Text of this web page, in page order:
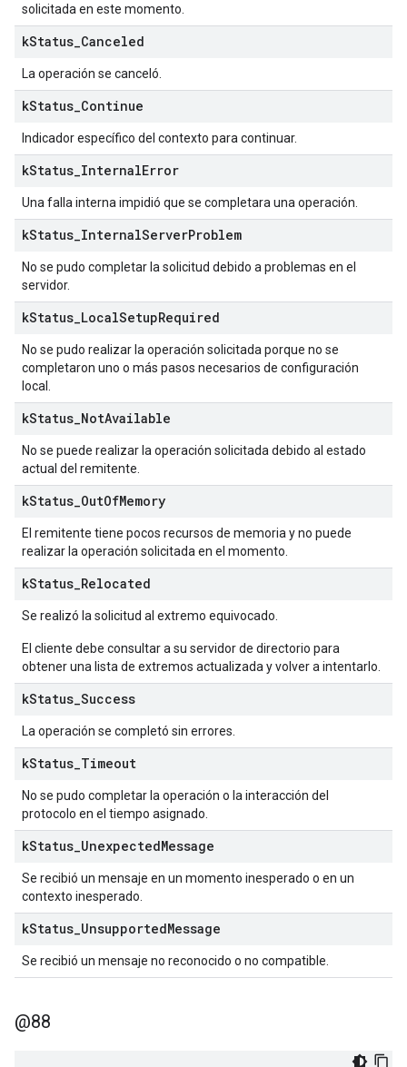
solicitada en este momento.
kStatus Canceled
La operación se canceló.
kStatus Continue
Indicador específico del contexto para continuar.
kStatus InternalError
Una falla interna impidió que se completara una operación.
kStatus InternalServerProblem
No se pudo completar la solicitud debido a problemas en el
servidor.
kStatus LocalSetupRequired
No se pudo realizar la operación solicitada porque no se
completaron uno o más pasos necesarios de configuración
local.
kStatus NotAvailable
No se puede realizar la operación solicitada debido al estado
actual del remitente.
kStatus OutOfMemory
El remitente tiene pocos recursos de memoria y no puede
realizar la operación solicitada en el momento.
kStatus Relocated
Se realizó la solicitud al extremo equivocado.
El cliente debe consultar a su servidor de directorio para
obtener una lista de extremos actualizada y volver a intentarlo.
kStatus Success
La operación se completó sin errores.
kStatus Timeout
No se pudo completar la operación o la interacción del
protocolo en el tiempo asignado.
kStatus UnexpectedMessage
Se recibió un mensaje en un momento inesperado o en un
contexto inesperado.
kStatus UnsupportedMessage
Se recibió un mensaje no reconocido o no compatible.
@88